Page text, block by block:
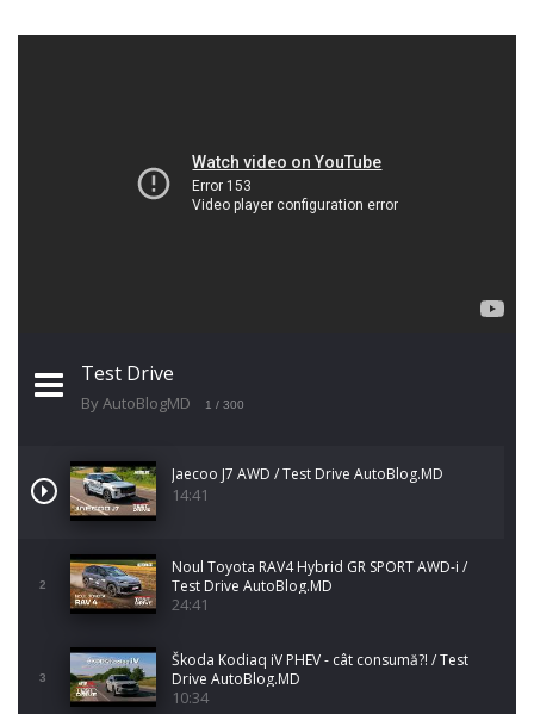
Test Drive
By AutoBlogMD 1 / 300
Jaecoo J7 AWD / Test Drive AutoBlog.MD
14:41
2
Noul Toyota RAV4 Hybrid GR SPORT AWD-i /
Test Drive AutoBlog.MD
24:41
3
Škoda Kodiaq iV PHEV - cât consumă?! / Test
Drive AutoBlog.MD
10:34